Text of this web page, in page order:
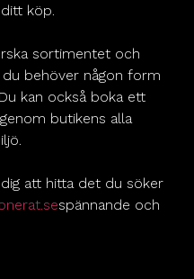
köp.
sortimentet och
behöver någon form
kan också boka ett
butikens alla
att hitta det du söker
spännande och